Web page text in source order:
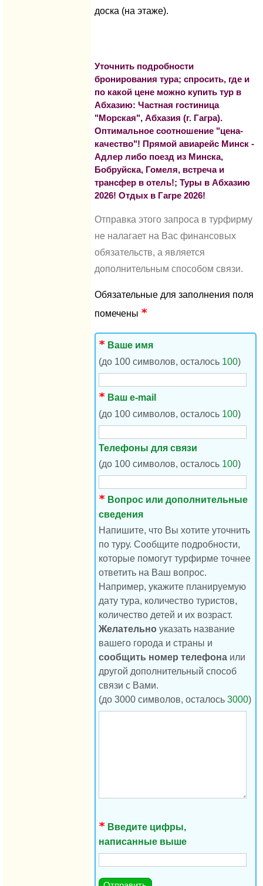
доска (на этаже).
Уточнить подробности
бронирования тура; спросить, где и
по какой цене можно купить тур в
Абхазию: Частная гостиница
"Морская", Абхазия (г. Гагра).
Оптимальное соотношение "цена-
качество"! Прямой авиарейс Минск -
Адлер либо поезд из Минска,
Бобруйска, Гомеля, встреча и
трансфер в отель!; Туры в Абхазию
2026! Отдых в Гагре 2026!
Отправка этого запроса в турфирму
не налагает на Вас финансовых
обязательств, а является
дополнительным способом связи.
Обязательные для заполнения поля
помечены
Ваше имя
(до 100 символов, осталось 100)
Ваш e-mail
(до 100 символов, осталось 100)
Телефоны для связи
(до 100 символов, осталось 100)
Вопрос или дополнительные
сведения
Напишите, что Вы хотите уточнить
по туру. Сообщите подробности,
которые помогут турфирме точнее
ответить на Ваш вопрос.
Например, укажите планируемую
дату тура, количество туристов,
количество детей и их возраст.
Желательно указать название
вашего города и страны и
сообщить номер телефона или
другой дополнительный способ
связи с Вами.
(до 3000 символов, осталось 3000)
Введите цифры,
написанные выше